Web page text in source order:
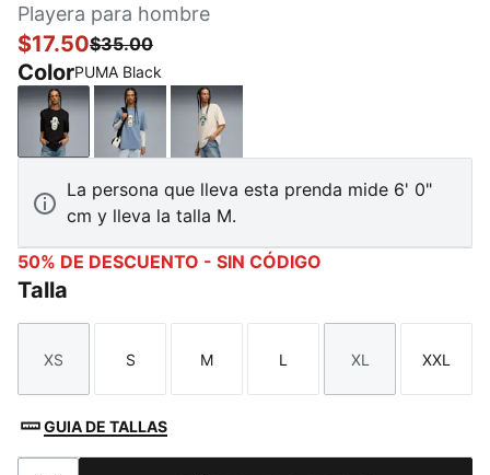
Playera para hombre
$17.50$35.00
ColorPUMA Black
PUMA BlackCool BlueAlpine Snow
La persona que lleva esta prenda mide 6' 0"
cm y lleva la talla M.
50% DE DESCUENTO - SIN CÓDIGO
Talla
Talla
XS
Talla
S
Talla
M
Talla
L
Talla
XL
Talla
XXL
GUIA DE TALLAS